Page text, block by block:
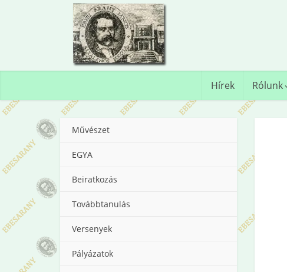
Hírek Rólunk
Művészet
EGYA
Beiratkozás
Továbbtanulás
Versenyek
Pályázatok